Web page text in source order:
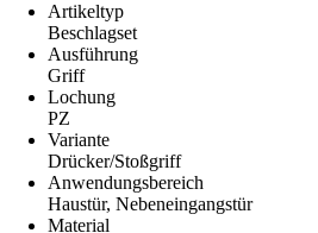
Artikeltyp
Beschlagset
Ausführung
Griff
Lochung
PZ
Variante
Drücker/Stoßgriff
Anwendungsbereich
Haustür, Nebeneingangstür
Material